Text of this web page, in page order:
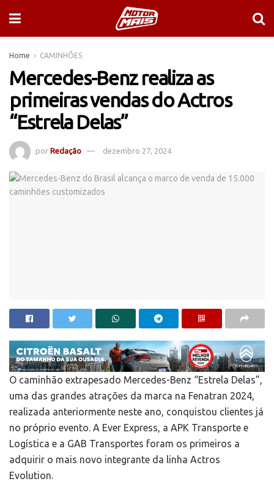
Home CAMINHÕES
Mercedes-Benz realiza as
primeiras vendas do Actros
“Estrela Delas”
por Redação dezembro 27, 2024
O caminhão extrapesado Mercedes-Benz “Estrela Delas”,
uma das grandes atrações da marca na Fenatran 2024,
realizada anteriormente neste ano, conquistou clientes já
no próprio evento. A Ever Express, a APK Transporte e
Logística e a GAB Transportes foram os primeiros a
adquirir o mais novo integrante da linha Actros
Evolution.